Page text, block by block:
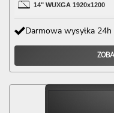
14" WUXGA 1920x1200
Darmowa wysyłka 24h